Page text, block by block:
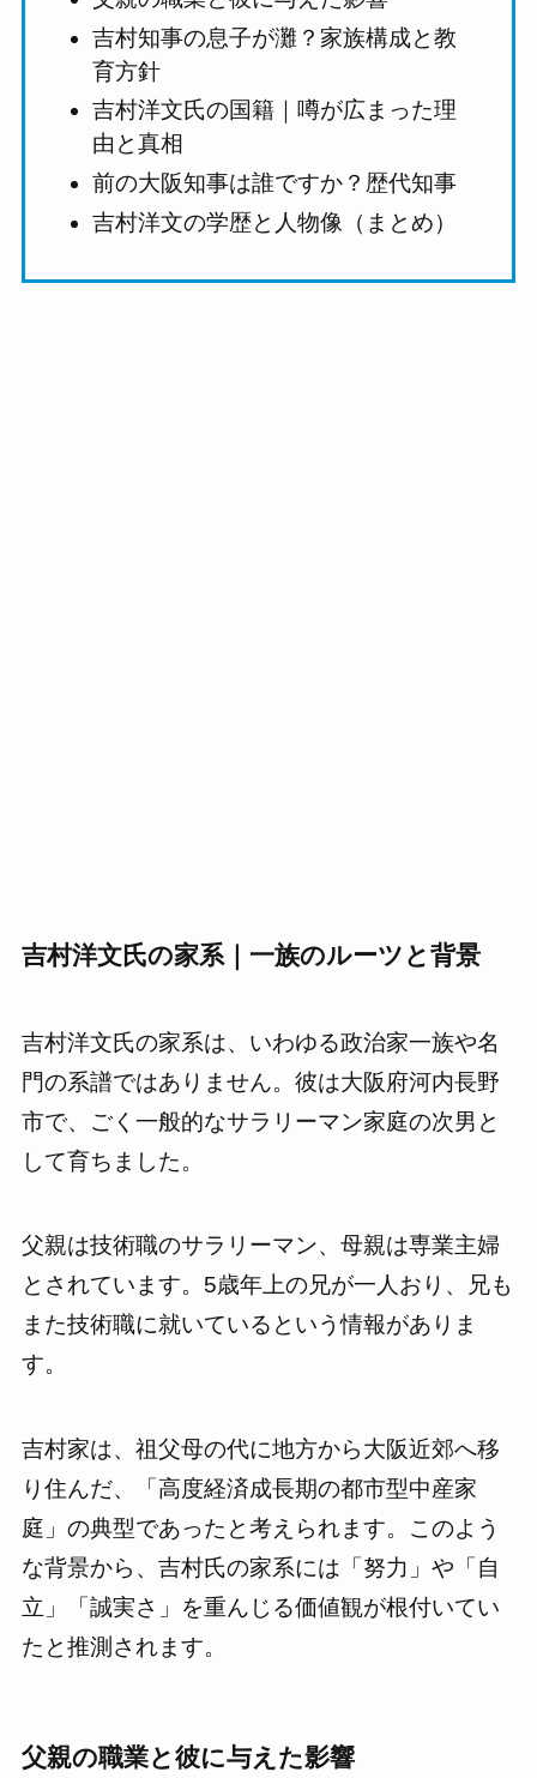
吉村知事の息子が灘？家族構成と教
育方針
吉村洋文氏の国籍｜噂が広まった理
由と真相
前の大阪知事は誰ですか？歴代知事
吉村洋文の学歴と人物像（まとめ）
吉村洋文氏の家系｜一族のルーツと背景
吉村洋文氏の家系は、いわゆる政治家一族や名
門の系譜ではありません。彼は大阪府河内長野
市で、ごく一般的なサラリーマン家庭の次男と
して育ちました。
父親は技術職のサラリーマン、母親は専業主婦
とされています。5歳年上の兄が一人おり、兄も
また技術職に就いているという情報がありま
す。
吉村家は、祖父母の代に地方から大阪近郊へ移
り住んだ、「高度経済成長期の都市型中産家
庭」の典型であったと考えられます。このよう
な背景から、吉村氏の家系には「努力」や「自
立」「誠実さ」を重んじる価値観が根付いてい
たと推測されます。
父親の職業と彼に与えた影響